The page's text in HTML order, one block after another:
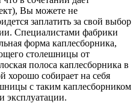
Вы можете не
заплатить за свой выбор
Специалистами фабрики
форма каплесборника,
столешницы от
полоса каплесборника в
хорошо собирает на себя
с таким каплесборником
эксплуатации.